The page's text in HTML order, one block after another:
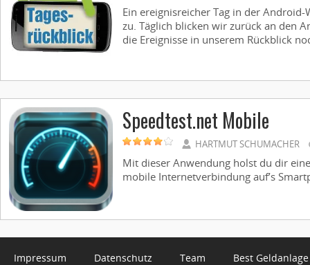
Ein ereignisreicher Tag in der Android-
zu. Täglich blicken wir zurück an den
die Ereignisse in unserem Rückblick
Speedtest.net Mobile
HARTMUT SCHUMACHER
Mit dieser Anwendung holst du dir
mobile Internetverbindung auf’s
Impressum Datenschutz Team Best Geldanlage